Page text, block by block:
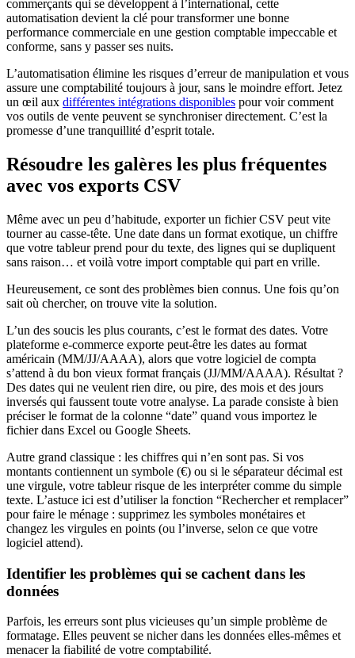
commerçants qui se développent à l’international, cette
automatisation devient la clé pour transformer une bonne
performance commerciale en une gestion comptable impeccable et
conforme, sans y passer ses nuits.
L’automatisation élimine les risques d’erreur de manipulation et vous
assure une comptabilité toujours à jour, sans le moindre effort. Jetez
un œil aux différentes intégrations disponibles pour voir comment
vos outils de vente peuvent se synchroniser directement. C’est la
promesse d’une tranquillité d’esprit totale.
Résoudre les galères les plus fréquentes
avec vos exports CSV
Même avec un peu d’habitude, exporter un fichier CSV peut vite
tourner au casse-tête. Une date dans un format exotique, un chiffre
que votre tableur prend pour du texte, des lignes qui se dupliquent
sans raison… et voilà votre import comptable qui part en vrille.
Heureusement, ce sont des problèmes bien connus. Une fois qu’on
sait où chercher, on trouve vite la solution.
L’un des soucis les plus courants, c’est le format des dates. Votre
plateforme e-commerce exporte peut-être les dates au format
américain (MM/JJ/AAAA), alors que votre logiciel de compta
s’attend à du bon vieux format français (JJ/MM/AAAA). Résultat ?
Des dates qui ne veulent rien dire, ou pire, des mois et des jours
inversés qui faussent toute votre analyse. La parade consiste à bien
préciser le format de la colonne “date” quand vous importez le
fichier dans Excel ou Google Sheets.
Autre grand classique : les chiffres qui n’en sont pas. Si vos
montants contiennent un symbole (€) ou si le séparateur décimal est
une virgule, votre tableur risque de les interpréter comme du simple
texte. L’astuce ici est d’utiliser la fonction “Rechercher et remplacer”
pour faire le ménage : supprimez les symboles monétaires et
changez les virgules en points (ou l’inverse, selon ce que votre
logiciel attend).
Identifier les problèmes qui se cachent dans les
données
Parfois, les erreurs sont plus vicieuses qu’un simple problème de
formatage. Elles peuvent se nicher dans les données elles-mêmes et
menacer la fiabilité de votre comptabilité.